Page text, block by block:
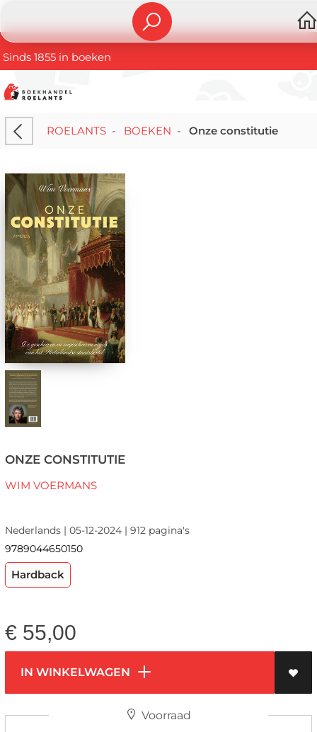
Sinds 1855 in boeken
ROELANTS- BOEKEN - Onze constitutie
ONZE CONSTITUTIE
WIM VOERMANS
Nederlands | 05-12-2024 | 912 pagina's
9789044650150
Hardback
€ 55,00
IN WINKELWAGEN
Voorraad